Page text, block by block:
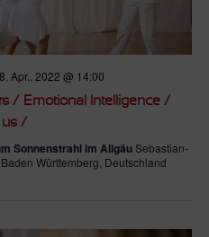
Apr.. 2022 @ 14:00
/ Emotional Intelligence /
us /
Sonnenstrahl im AllgäuSebastian-
Württemberg, Deutschland